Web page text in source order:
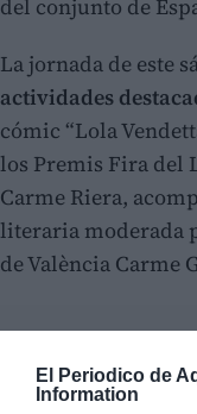
El Periodico de
Information
del conjunto de
La jornada de este
actividades
cómic “Lola
los Premis Fira del
Carme Riera,
literaria moderada
de València Carme